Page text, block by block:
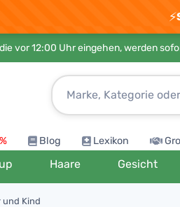
⚡
vor 12:00 Uhr eingehen, werden
Blog Lexikon
Haare Gesicht
und Kind